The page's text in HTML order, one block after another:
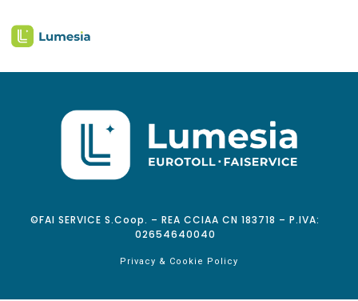
©FAI SERVICE S.Coop. – REA CCIAA CN 183718 – P.IVA:
02654640040
Privacy & Cookie Policy